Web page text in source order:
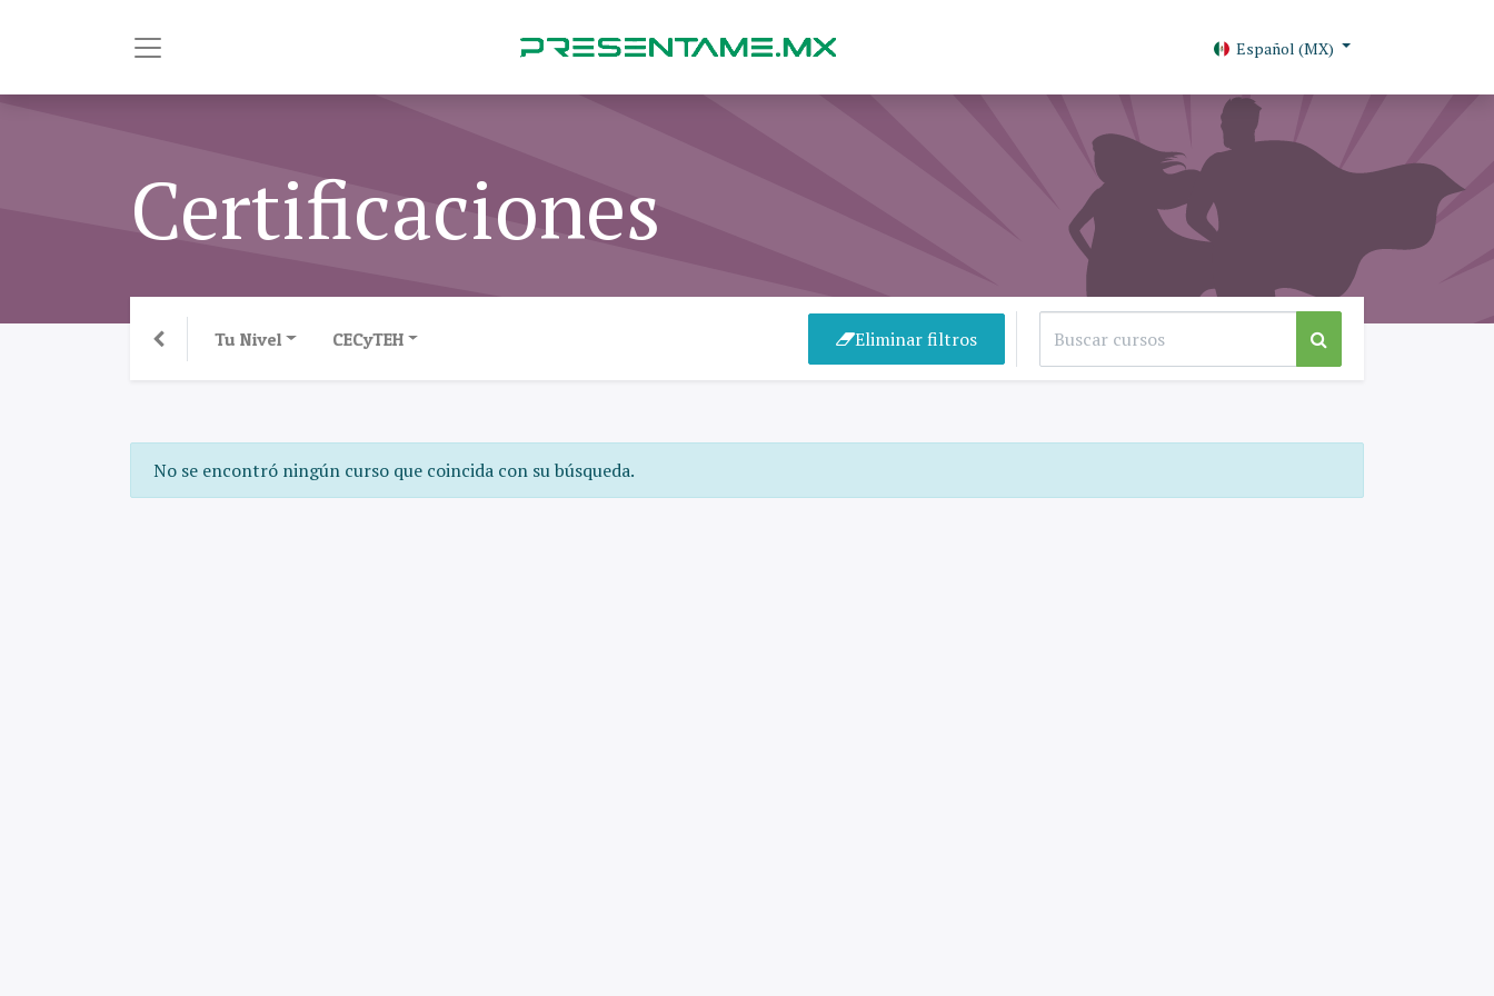
Español (MX)
Certificaciones
Tu Nivel CECyTEH Eliminar filtros
No se encontró ningún curso que coincida con su búsqueda.